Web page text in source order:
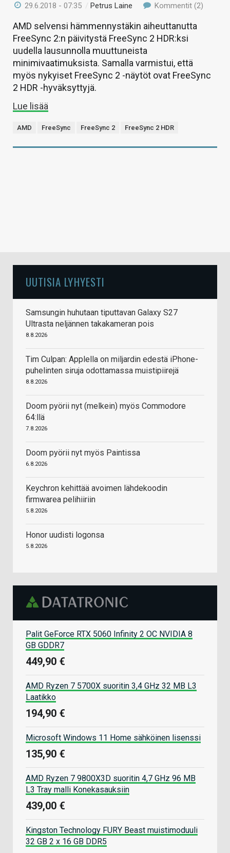
29.6.2018 - 07:35 /Petrus Laine Kommentit (2)
AMD selvensi hämmennystäkin aiheuttanutta
FreeSync 2:n päivitystä FreeSync 2 HDR:ksi
uudella lausunnolla muuttuneista
minimivaatimuksista. Samalla varmistui, että
myös nykyiset FreeSync 2 -näytöt ovat FreeSync
2 HDR -hyväksyttyjä.
Lue lisää
AMD FreeSync FreeSync 2 FreeSync 2 HDR
UUTISIA LYHYESTI
Samsungin huhutaan tiputtavan Galaxy S27
Ultrasta neljännen takakameran pois
8.8.2026
Tim Culpan: Applella on miljardin edestä iPhone-
puhelinten siruja odottamassa muistipiirejä
8.8.2026
Doom pyörii nyt (melkein) myös Commodore
64:llä
7.8.2026
Doom pyörii nyt myös Paintissa
6.8.2026
Keychron kehittää avoimen lähdekoodin
firmwarea pelihiiriin
5.8.2026
Honor uudisti logonsa
5.8.2026
Palit GeForce RTX 5060 Infinity 2 OC NVIDIA 8
GB GDDR7
449,90 €
AMD Ryzen 7 5700X suoritin 3,4 GHz 32 MB L3
Laatikko
194,90 €
Microsoft Windows 11 Home sähköinen lisenssi
135,90 €
AMD Ryzen 7 9800X3D suoritin 4,7 GHz 96 MB
L3 Tray malli Konekasauksiin
439,00 €
Kingston Technology FURY Beast muistimoduuli
32 GB 2 x 16 GB DDR5